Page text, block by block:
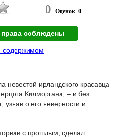
0 Оценок: 0
права соблюдены
содержимом
невестой ирландского красавца
Килморгана, – и без
узнав о его неверности и
с прошлым, сделал